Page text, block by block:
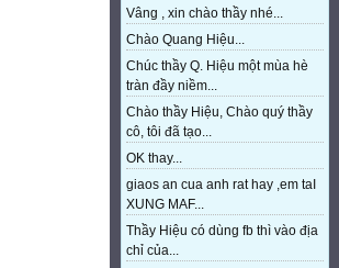
Vâng , xin chào thầy nhé...
Chào Quang Hiệu...
Chúc thầy Q. Hiệu một mùa hè
tràn đầy niềm...
Chào thầy Hiệu, Chào quý thầy
cô, tôi đã tạo...
OK thay...
giaos an cua anh rat hay ,em taI
XUNG MAF...
Thầy Hiệu có dùng fb thì vào địa
chỉ của...